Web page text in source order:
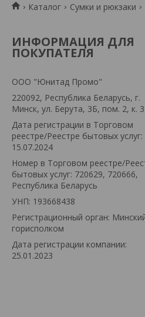
Каталог Сумки и рюкзаки
ИНФОРМАЦИЯ ДЛЯ
ПОКУПАТЕЛЯ
OOO "Юнитад Промо"
220092, Республика Беларусь, г.
Минск, ул. Берута, 3Б, пом. 2, к.
Дата регистрации в Торговом
реестре/Реестре бытовых услуг:
15.07.2024
Номер в Торговом реестре/
бытовых услуг: 720629, 720666,
Республика Беларусь
УНП: 193668438
Регистрационный орган:
горисполком
Дата регистрации компании:
25.01.2023